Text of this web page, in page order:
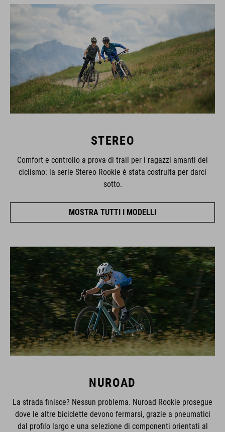
STEREO
Comfort e controllo a prova di trail per i ragazzi amanti del
ciclismo: la serie Stereo Rookie è stata costruita per darci
sotto.
MOSTRA TUTTI I MODELLI
NUROAD
La strada finisce? Nessun problema. Nuroad Rookie prosegue
dove le altre biciclette devono fermarsi, grazie a pneumatici
dal profilo largo e una selezione di componenti orientati al